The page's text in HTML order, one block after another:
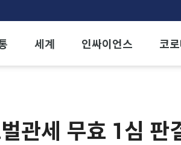
세계 인싸이언스 코
관세 무효 1심 판